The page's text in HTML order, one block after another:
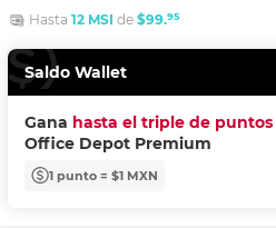
Hasta 12 MSI de $99.95
Saldo Wallet
Gana hasta el triple de puntos
Office Depot Premium
1 punto = $1 MXN